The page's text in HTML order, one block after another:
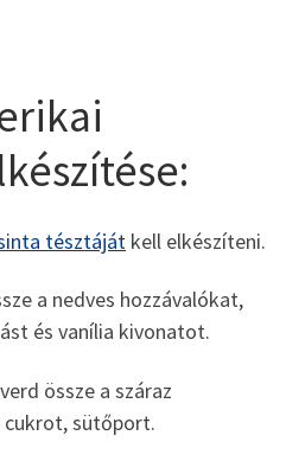
tésztáját kell elkészíteni.
a nedves hozzávalókat,
és vanília kivonatot.
össze a száraz
sütőport.